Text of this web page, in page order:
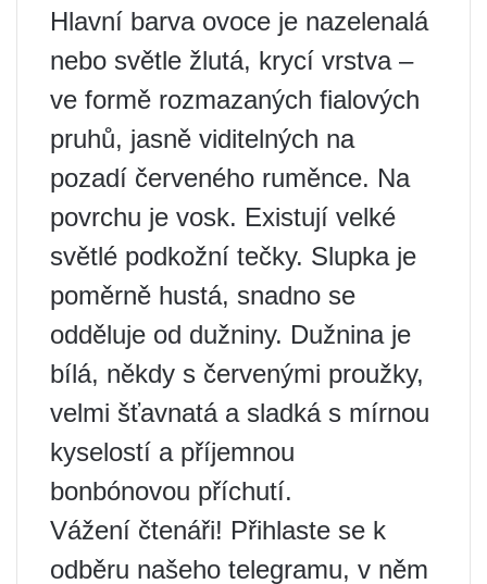
Hlavní barva ovoce je nazelenalá
nebo světle žlutá, krycí vrstva –
ve formě rozmazaných fialových
pruhů, jasně viditelných na
pozadí červeného ruměnce. Na
povrchu je vosk. Existují velké
světlé podkožní tečky. Slupka je
poměrně hustá, snadno se
odděluje od dužniny. Dužnina je
bílá, někdy s červenými proužky,
velmi šťavnatá a sladká s mírnou
kyselostí a příjemnou
bonbónovou příchutí.
Vážení čtenáři! Přihlaste se k
odběru našeho telegramu, v něm